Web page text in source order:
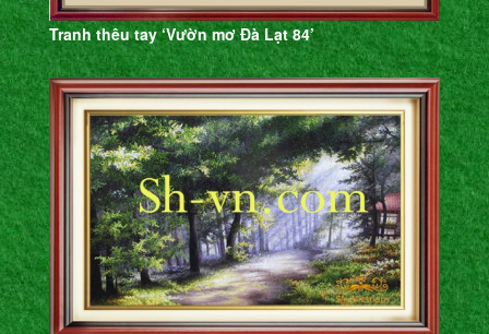
Tranh thêu tay ‘Vườn mơ Đà Lạt 84’